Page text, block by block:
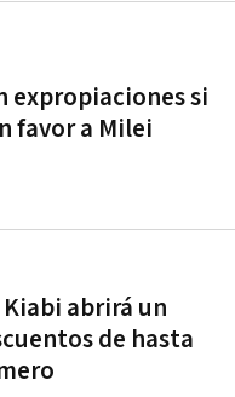
expropiaciones si
favor a Milei
abrirá un
de hasta